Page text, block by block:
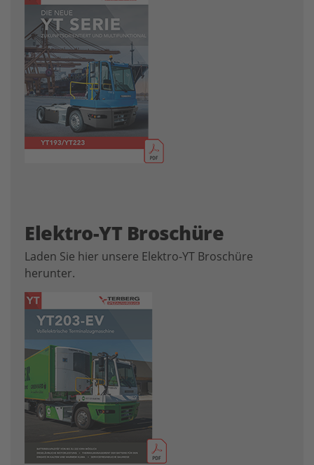
Elektro-YT Broschüre
Laden Sie hier unsere Elektro-YT Broschüre
herunter.